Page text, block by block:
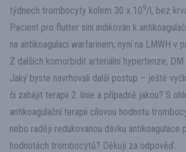
týdnech trombocyty kolem 30 x 109/l, bez
Pacient pro flutter síní indikován k
na antikoagulaci warfarinem, nyní na LMWH v
Z dalších komorbidit arteriální hypertenze, DM
Jaký byste navrhovali další postup – ještě
či zahájit terapii 2. linie a případně jakou? S
antikoagulační terapii cílovou hodnotu
nebo raději redukovanou dávku antikoagulace
hodnotách trombocytů? Děkuji za odpověď.